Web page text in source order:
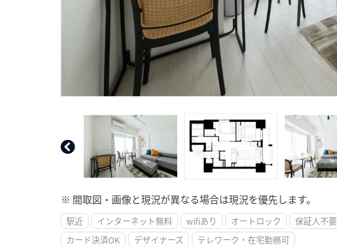
※ 間取図・画像と現況が異なる場合は現況を優先します。
駅近 インターネット無料 wifiあり オートロック 保証人不要
カード決済OK
デザイナーズ テレワーク・在宅勤務可